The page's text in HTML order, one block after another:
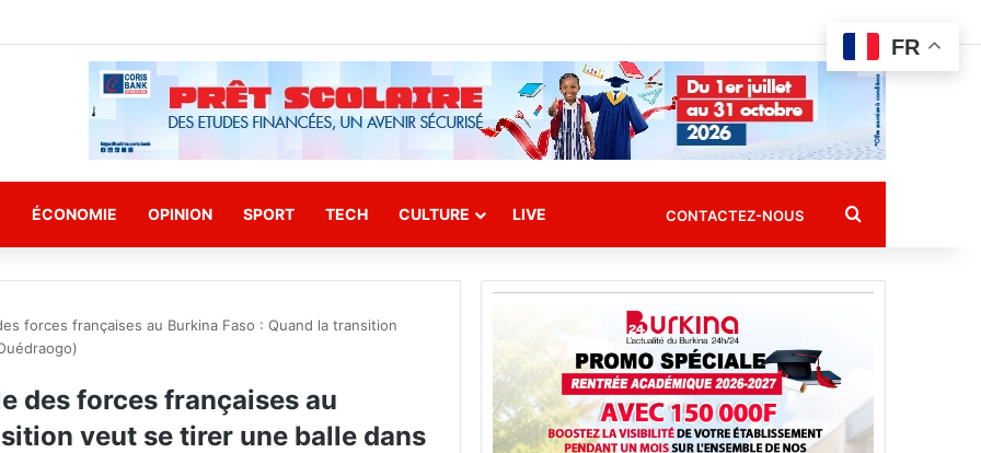
ÉCONOMIE OPINION SPORT TECH CULTURE LIVE CONTACTEZ-NOUS Rechercher
forces françaises au Burkina Faso : Quand la transition
des forces françaises au
veut se tirer une balle dans
FR